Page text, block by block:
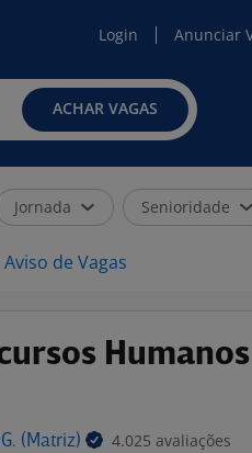
Login Anunciar
ACHAR VAGAS
Jornada Senioridade
de Vagas
Humanos
(Matriz) 4.025 avaliações